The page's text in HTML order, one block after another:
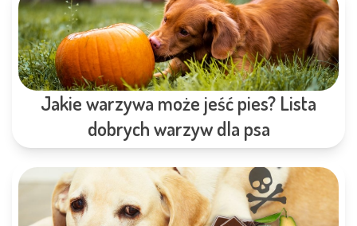
Jakie warzywa może jeść pies? Lista
dobrych warzyw dla psa